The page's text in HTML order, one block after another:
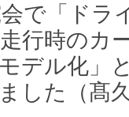
で「ドラ
行時のカ
デル化」
した（髙久